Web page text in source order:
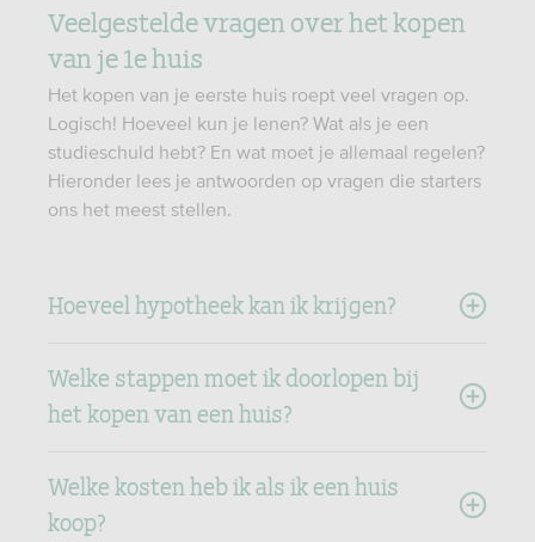
Veelgestelde vragen over het kopen
van je 1e huis
Het kopen van je eerste huis roept veel vragen op.
Logisch! Hoeveel kun je lenen? Wat als je een
studieschuld hebt? En wat moet je allemaal regelen?
Hieronder lees je antwoorden op vragen die starters
ons het meest stellen.
Hoeveel hypotheek kan ik krijgen?
Welke stappen moet ik doorlopen bij
het kopen van een huis?
Welke kosten heb ik als ik een huis
koop?